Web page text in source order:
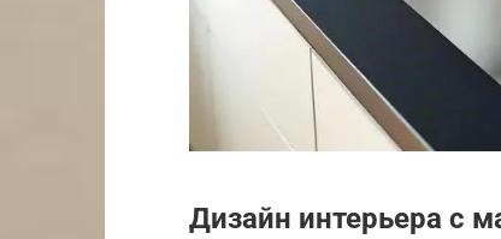
Дизайн интерьера с